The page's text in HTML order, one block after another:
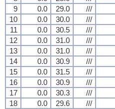
9
0.0 29.0 ///
10
0.0 30.0 ///
11
0.0 30.5 ///
12
0.0 31.0 ///
13
0.0 31.0 ///
14
0.0 30.9 ///
15
0.0 31.5 ///
16
0.0 30.9 ///
17
0.0 30.3 ///
18
0.0 29.6 ///